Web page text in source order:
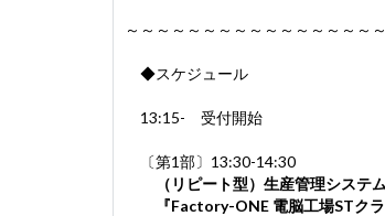
～～～～～～～～～～～～～～～～
◆スケジュール
13:15- 受付開始
〔第1部〕13:30-14:30
（リピート型）生産管理システム
『Factory-ONE 電脳工場STクラ